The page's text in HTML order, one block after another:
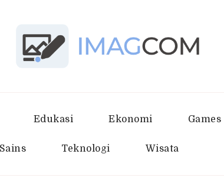
Edukasi Ekonomi Games
Sains Teknologi Wisata